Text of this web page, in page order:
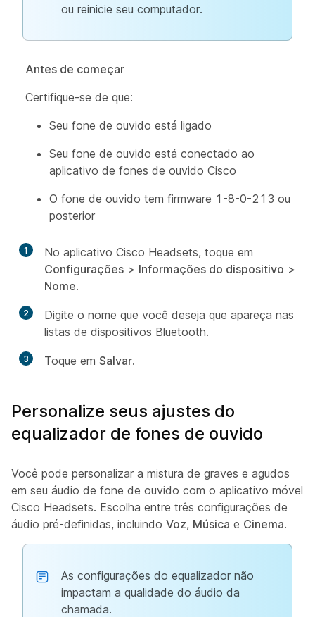
ou reinicie seu computador.
Antes de começar
Certifique-se de que:
Seu fone de ouvido está ligado
Seu fone de ouvido está conectado ao
aplicativo de fones de ouvido Cisco
O fone de ouvido tem firmware 1-8-0-213 ou
posterior
1
No aplicativo Cisco Headsets, toque em
Configurações > Informações do dispositivo >
Nome.
2
Digite o nome que você deseja que apareça nas
listas de dispositivos Bluetooth.
3 Toque em Salvar.
Personalize seus ajustes do
equalizador de fones de ouvido
Você pode personalizar a mistura de graves e agudos
em seu áudio de fone de ouvido com o aplicativo móvel
Cisco Headsets. Escolha entre três configurações de
áudio pré-definidas, incluindo Voz, Música e Cinema.
As configurações do equalizador não
impactam a qualidade do áudio da
chamada.